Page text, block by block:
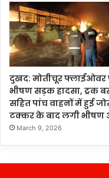
दुखद: मोतीचूर फ्लाईओवर
भीषण सड़क हादसा, ट्रक
सहित पांच वाहनों में हुई
टक्कर के बाद लगी
March 9, 2026